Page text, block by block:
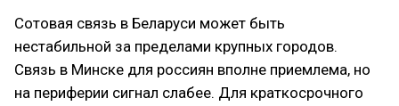
Сотовая связь в Беларуси может быть
нестабильной за пределами крупных городов.
Связь в Минске для россиян вполне приемлема, но
на периферии сигнал слабее. Для краткосрочного